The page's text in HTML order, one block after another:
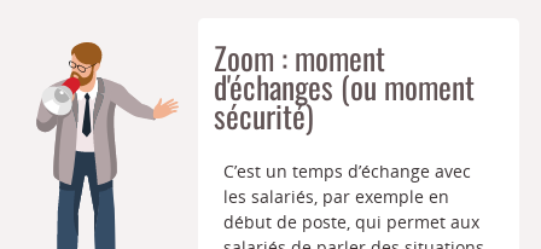
Zoom : moment
d'échanges (ou moment
sécurité)
C’est un temps d’échange avec
les salariés, par exemple en
début de poste, qui permet aux